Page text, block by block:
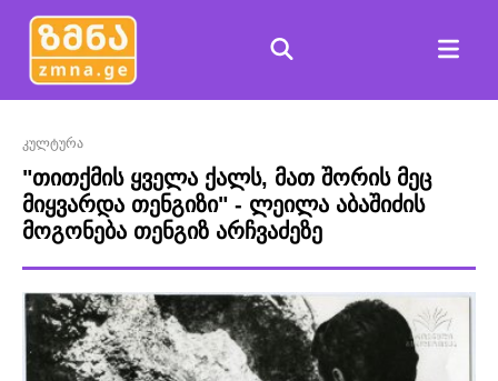
კულტურა
"თითქმის ყველა ქალს, მათ შორის მეც
მიყვარდა თენგიზი" - ლეილა აბაშიძის
მოგონება თენგიზ არჩვაძეზე